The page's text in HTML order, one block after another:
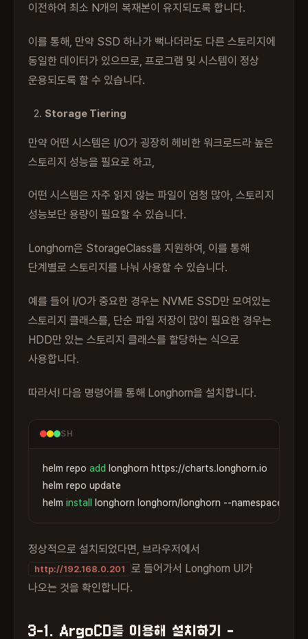
이전하여 최소 N개의 복재본이 유지되도록 합니다.
이를 통해, 만약 SSD 하나가 뻑나더라도 다른 스토리지에
동일한 데이터가 있으므로, 프로그램 및 시스템이 정상
운용되도록 할 수 있습니다.
Storage Tiering
만약 어떤 시스템은 I/O가 굉장히 헤비한 워크로드라 높은
스토리지 성능을 필요로 하고,
어떤 시스템은 자주 읽지 않는 파일이 엄청 많아, 스토리지
성능보단 용량이 필요할 수 있습니다.
Longhorn은 StorageClass를 지원하여, 이를 통해
단계별로 스토리지를 나눠 사용할 수 있습니다.
예를 들어 I/O가 중요한 경우는 NVME SSD만 모여있는
스토리지 클래스를, 단순 파일 저장이 많이 필요한 경우는
HDD만 있는 스토리지 클래스를 할당하는 식으로
사용합니다.
따라서! 다음 명령어를 통해 Longhorn을 설치합니다.
SH
helm repo add longhorn https://charts.longhorn.io
helm repo update
helm install longhorn longhorn/longhorn --namespace
정상적으로 설치되었다면, 브라우저에서
http://192.168.0.201
로 들어가서 Longhorn UI가
나오는 것을 확인합니다.
3-1. ArgoCD를 이용해 설치하기 -